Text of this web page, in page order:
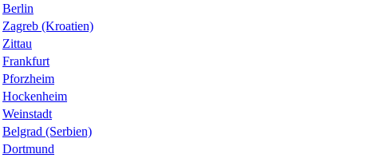
Berlin
Zagreb (Kroatien)
Zittau
Frankfurt
Pforzheim
Hockenheim
Weinstadt
Belgrad (Serbien)
Dortmund